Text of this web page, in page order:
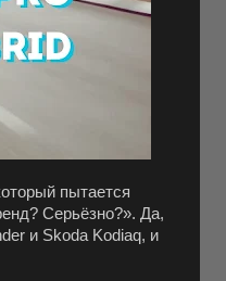
пытается
Серьёзно?». Да,
и Skoda Kodiaq, и